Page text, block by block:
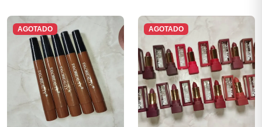
AGOTADO AGOTADO